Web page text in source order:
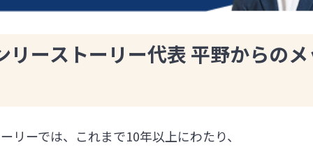
リーストーリー代表 平野からの
リーでは、これまで10年以上にわたり、